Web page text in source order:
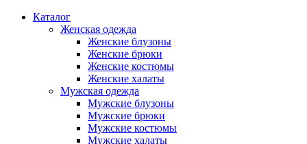
Каталог
Женская одежда
Женские блузоны
Женские брюки
Женские костюмы
Женские халаты
Мужская одежда
Мужские блузоны
Мужские брюки
Мужские костюмы
Мужские халаты